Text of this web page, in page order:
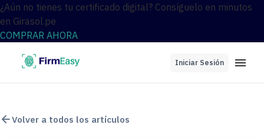
¿Aún no tienes tu certificado digital? Consíguelo en minutos
en Girasol.pe
COMPRAR AHORA
Iniciar Sesión
Volver a todos los artículos